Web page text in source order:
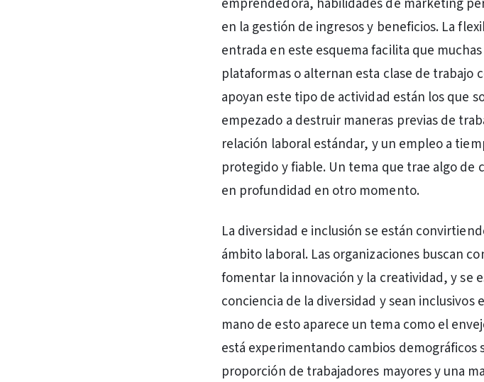
emprendedora, habilidades de marketing
en la gestión de ingresos y beneficios. La
entrada en este esquema facilita que
plataformas o alternan esta clase de trabajo
apoyan este tipo de actividad están los que
empezado a destruir maneras previas de
relación laboral estándar, y un empleo a
protegido y fiable. Un tema que trae algo de
en profundidad en otro momento.
La diversidad e inclusión se están
ámbito laboral. Las organizaciones buscan
fomentar la innovación y la creatividad, y se
conciencia de la diversidad y sean inclusivos
mano de esto aparece un tema como el
está experimentando cambios
proporción de trabajadores mayores y una